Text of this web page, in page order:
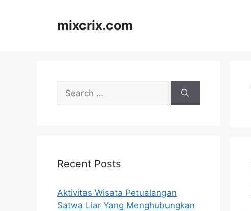
mixcrix.com
Search
for:
Recent Posts
Aktivitas Wisata Petualangan
Satwa Liar Yang Menghubungkan